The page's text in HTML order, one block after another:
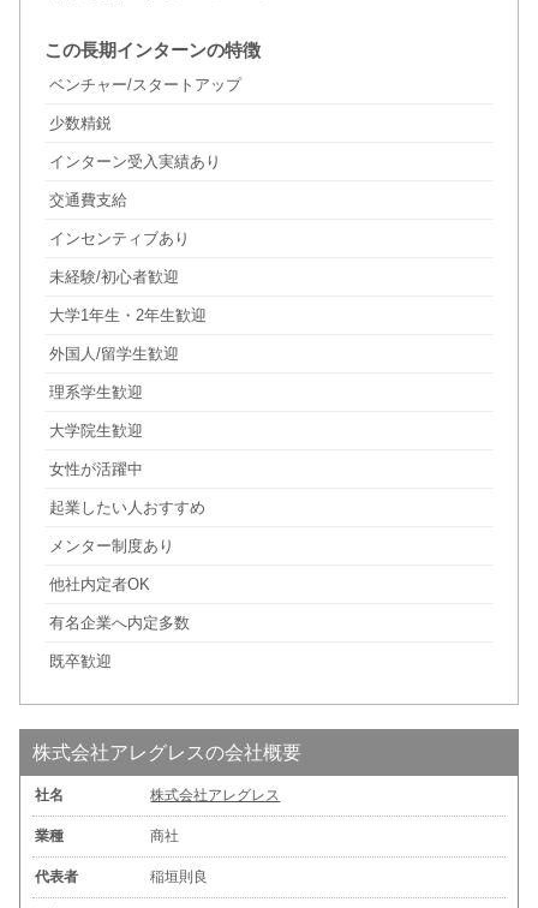
この長期インターンの特徴
ベンチャー/スタートアップ
少数精鋭
インターン受入実績あり
交通費支給
インセンティブあり
未経験/初心者歓迎
大学1年生・2年生歓迎
外国人/留学生歓迎
理系学生歓迎
大学院生歓迎
女性が活躍中
起業したい人おすすめ
メンター制度あり
他社内定者OK
有名企業へ内定多数
既卒歓迎
株式会社アレグレスの会社概要
社名 株式会社アレグレス
業種 商社
代表者 稲垣則良